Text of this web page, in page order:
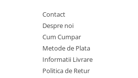
Contact
Despre noi
Cum Cumpar
Metode de Plata
Informatii Livrare
Politica de Retur